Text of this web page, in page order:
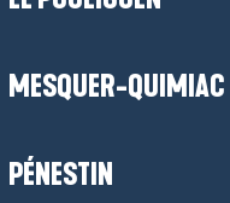
MESQUER-QUIMIAC
PÉNESTIN
Baule-Presqu’île de
pour s’amuser, se